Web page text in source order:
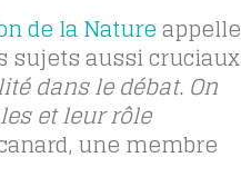
de la Natureappelle
sujets aussi cruciaux
dans le débat. On
et leur rôle
une membre